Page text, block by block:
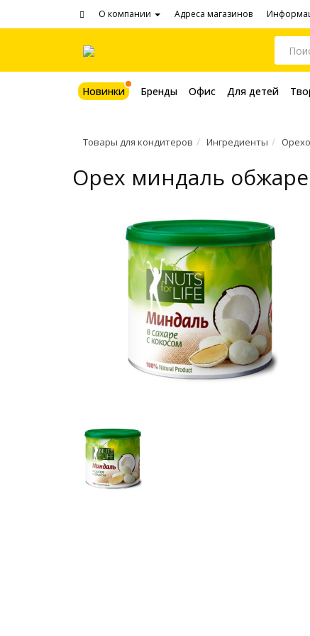
О компании Адреса магазинов
Новинки Бренды Офис Для детей
Товары для кондитеров Ингредиенты
Орех миндаль